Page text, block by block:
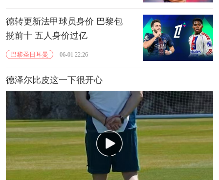
德转更新法甲球员身价 巴黎包
揽前十 五人身价过亿
巴黎圣日耳曼 06-01 22:26
德泽尔比皮这一下很开心